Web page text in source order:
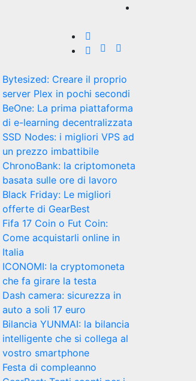
Bytesized: Creare il proprio
server Plex in pochi secondi
BeOne: La prima piattaforma
di e-learning decentralizzata
SSD Nodes: i migliori VPS ad
un prezzo imbattibile
ChronoBank: la criptomoneta
basata sulle ore di lavoro
Black Friday: Le migliori
offerte di GearBest
Fifa 17 Coin o Fut Coin:
Come acquistarli online in
Italia
ICONOMI: la cryptomoneta
che fa girare la testa
Dash camera: sicurezza in
auto a soli 17 euro
Bilancia YUNMAI: la bilancia
intelligente che si collega al
vostro smartphone
Festa di compleanno